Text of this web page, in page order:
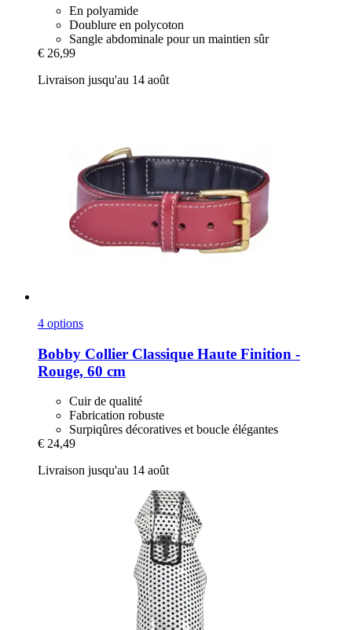
En polyamide
Doublure en polycoton
Sangle abdominale pour un maintien sûr
€ 26,99
Livraison jusqu'au 14 août
4 options
Bobby Collier Classique Haute Finition -​
Rouge, 60 cm
Cuir de qualité
Fabrication robuste
Surpiqûres décoratives et boucle élégantes
€ 24,49
Livraison jusqu'au 14 août